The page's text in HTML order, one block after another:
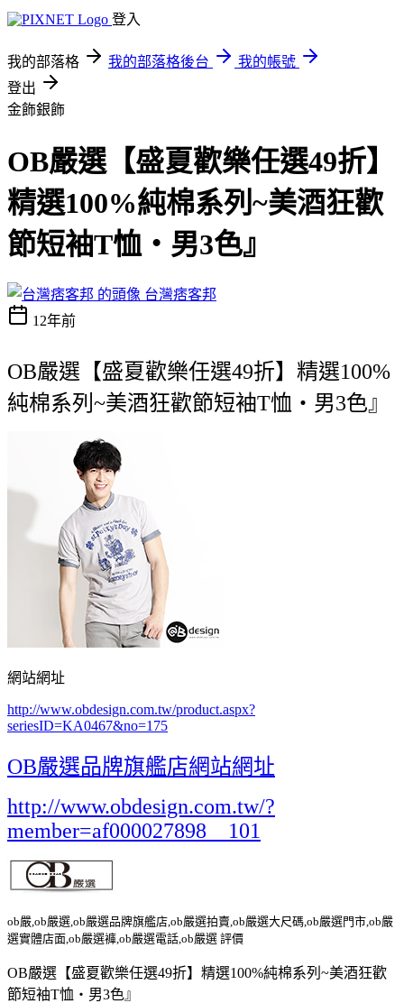
登入
我的部落格 我的部落格後台
我的帳號
登出
金飾銀飾
OB嚴選【盛夏歡樂任選49折】
精選100%純棉系列~美酒狂歡
節短袖T恤‧男3色』
台灣痞客邦
12年前
OB嚴選【盛夏歡樂任選49折】精選100%
純棉系列~美酒狂歡節短袖T恤‧男3色』
網站網址
http://www.obdesign.com.tw/product.aspx?
seriesID=KA0467&no=175
OB嚴選品牌旗艦店網站網址
http://www.obdesign.com.tw/?
member=af000027898__101
ob嚴,ob嚴選,ob嚴選品牌旗艦店,ob嚴選拍賣,ob嚴選大尺碼,ob嚴選門市,ob嚴
選實體店面,ob嚴選褲,ob嚴選電話,ob嚴選 評價
OB嚴選【盛夏歡樂任選49折】精選100%純棉系列~美酒狂歡
節短袖T恤‧男3色』